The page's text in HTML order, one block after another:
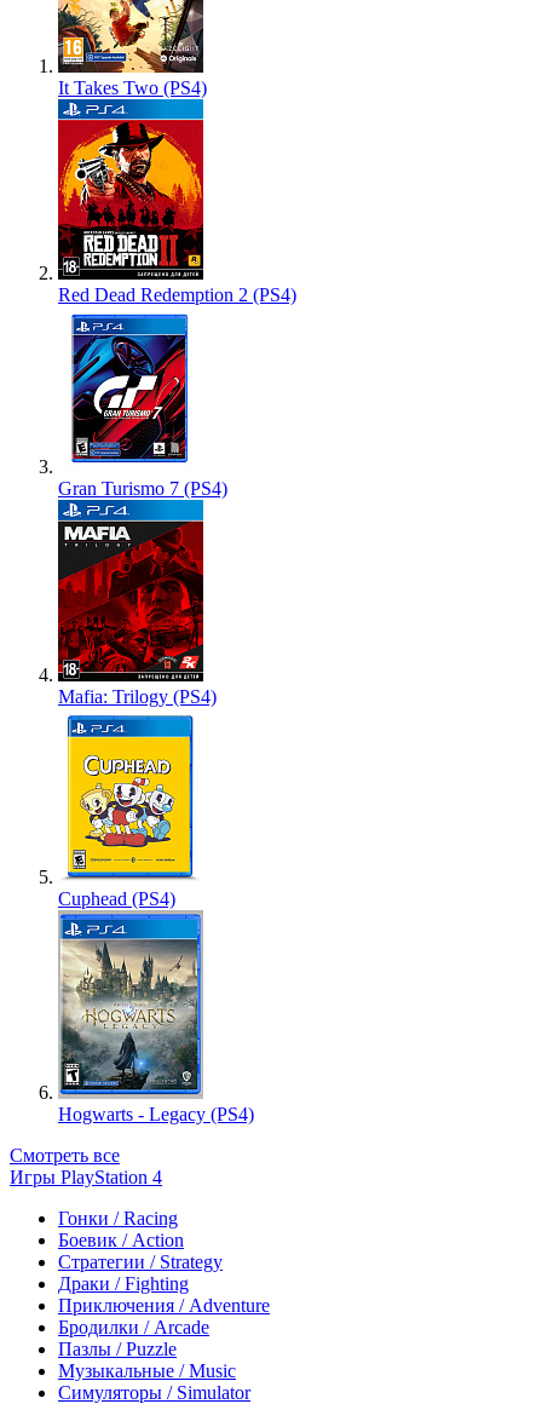
It Takes Two (PS4)
Red Dead Redemption 2 (PS4)
Gran Turismo 7 (PS4)
Mafia: Trilogy (PS4)
Cuphead (PS4)
Hogwarts - Legacy (PS4)
Смотреть все
Игры PlayStation 4
Гонки / Racing
Боевик / Action
Стратегии / Strategy
Драки / Fighting
Приключения / Adventure
Бродилки / Arcade
Пазлы / Puzzle
Музыкальные / Music
Симуляторы / Simulator